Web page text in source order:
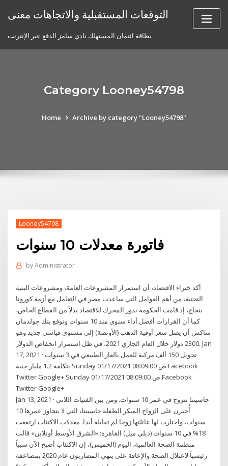
التوقعات المستقبلية والاتجاهات معنى
بطاقة ائتمان المستهلك نادي سامز الدفع عبر الإنترنت
Category Looney54798
Home Archive by category "Looney54798"
Looney54798
فاتورة معدلات 10 سنوات
byAdministrator
أكد خبراء الاقتصاد، أن استمرار المشروعات العامة، ومشروعات البنية
التحتية، من أهم العوامل التي ساعدت مصر في التعامل مع أزمة كورونا
بنجاح، إذ قامت الحكومة بدور المحرك للاقتصاد بدلاً من القطاع الخاص،
كما أن القرارات أفضل أداء سنوي منذ 10 سنوات وتوقع بنك جولدمان
ساكس أن يصل سعر أوقية الذهب (الأونصة) إلى مستوى قياسي جديد وهو
2300 دولار خلال العام الجاري 2021، في ظل استمرار انخفاض الدولار. Jan
17, 2021 · تحويل 150 ألف مركبة للعمل بالغاز الطبيعي في 3 سنوات
بتكلفة 1.2 مليار جنيه Sunday 01/17/2021 08:09:00 ص Facebook
Twitter Google+ Sunday 01/17/2021 08:09:00 ص Facebook
Twitter Google+
Jan 13, 2021 · جاسينتا تتزوج في عمر 10 سنوات. ومن بين الفتيات اللاتي
أُجبرن على الزواج المبكر الطفلة جاسينتا، التي لا يتجاوز عمرها 10
سنوات، واختارت لها عائلتها زوجا لم تقابله أبدا. معدلات الاكتئاب ارتفعت
18% في 10 سنوات (ديلي ميل) القاهرة: «الشرق الأوسط أونلاين» قالت
منظمة الصحة العالمية، اليوم (الخميس)، إن الاكتئاب أصبح الآن سبباً
رئيسياً لاعتلال الصحة والإعاقة على ينهي المضاربون عام 2020 بمضاعفة